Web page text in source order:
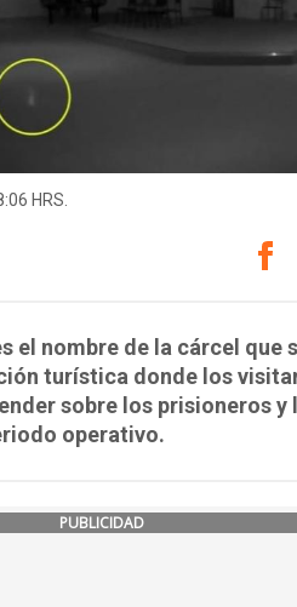
HRS.
el nombre de la cárcel que
turística donde los
sobre los prisioneros y
operativo.
PUBLICIDAD